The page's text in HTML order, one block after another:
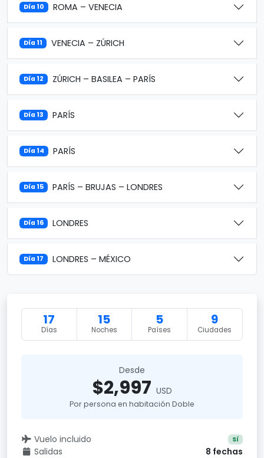
Día 10 ROMA – VENECIA
Día 11 VENECIA – ZÚRICH
Día 12 ZÚRICH – BASILEA – PARÍS
Día 13 PARÍS
Día 14 PARÍS
Día 15 PARÍS – BRUJAS – LONDRES
Día 16 LONDRES
Día 17 LONDRES – MÉXICO
17
Días
15
Noches
5
Países
9
Ciudades
Desde
$2,997 USD
Por persona en habitación Doble
Vuelo incluido Sí
Salidas 8 fechas